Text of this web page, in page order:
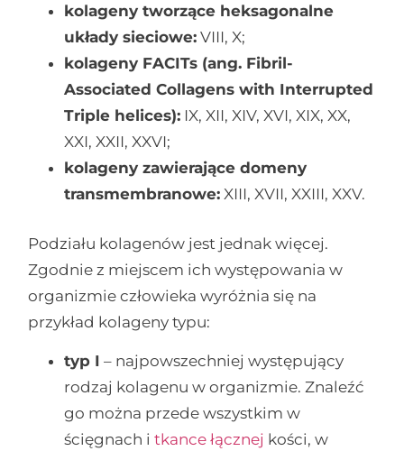
kolageny tworzące heksagonalne
układy sieciowe: VIII, X;
kolageny FACITs (ang. Fibril-
Associated Collagens with Interrupted
Triple helices): IX, XII, XIV, XVI, XIX, XX,
XXI, XXII, XXVI;
kolageny zawierające domeny
transmembranowe: XIII, XVII, XXIII, XXV.
Podziału kolagenów jest jednak więcej.
Zgodnie z miejscem ich występowania w
organizmie człowieka wyróżnia się na
przykład kolageny typu:
typ I – najpowszechniej występujący
rodzaj kolagenu w organizmie. Znaleźć
go można przede wszystkim w
ścięgnach itkance łącznej kości, w